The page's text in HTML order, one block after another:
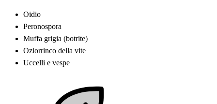
Oidio
Peronospora
Muffa grigia (botrite)
Oziorrinco della vite
Uccelli e vespe